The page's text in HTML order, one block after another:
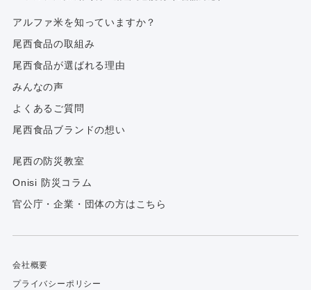
アルファ⽶を知っていますか？
尾西食品の取組み
尾西食品が選ばれる理由
みんなの声
よくあるご質問
尾西食品ブランドの想い
尾西の防災教室
Onisi 防災コラム
官公庁・企業・団体の方はこちら
会社概要
プライバシーポリシー